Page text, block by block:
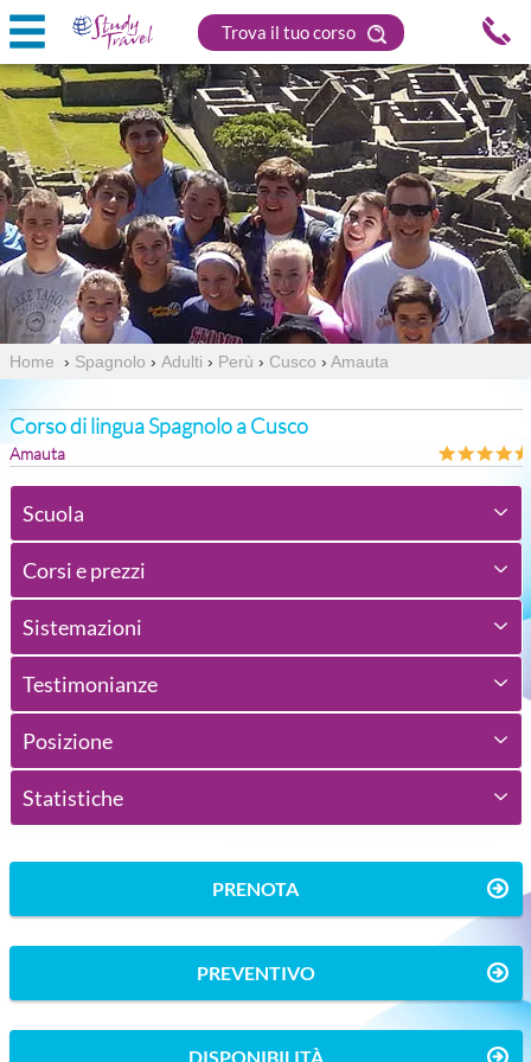
Trova il tuo corso
Home › Spagnolo › Adulti › Perù › Cusco › Amauta
Corso di lingua Spagnolo a Cusco
Amauta
Scuola
Corsi e prezzi
Sistemazioni
Testimonianze
Posizione
Statistiche
PRENOTA
PREVENTIVO
DISPONIBILITÀ